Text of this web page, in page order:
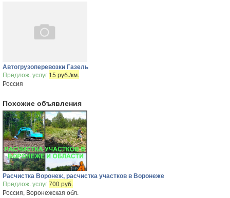
Автогрузоперевозки Газель
Предлож. услуг 15 руб./км.
Россия
Похожие объявления
Расчистка Воронеж, расчистка участков в Воронеже
Предлож. услуг700 руб.
Россия, Воронежская обл.